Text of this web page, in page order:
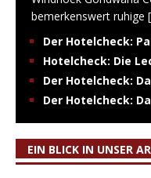
bemerkenswert ruhige
Der Hotelcheck:
Hotelcheck: Die
Der Hotelcheck:
Der Hotelcheck:
EIN BLICK IN UNSER